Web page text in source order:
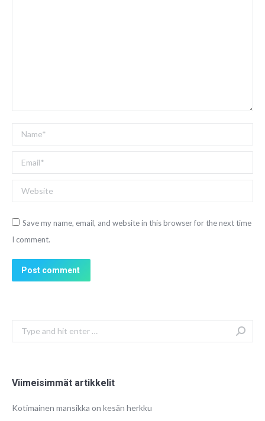
Name *
Email *
Website
Save my name, email, and website in this browser for the next time
I comment.
Post comment
Search:
Viimeisimmät artikkelit
Kotimainen mansikka on kesän herkku